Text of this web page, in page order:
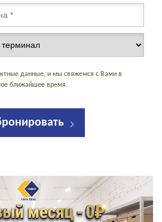
данные, и мы свяжемся с Вами в
ближайшее время.